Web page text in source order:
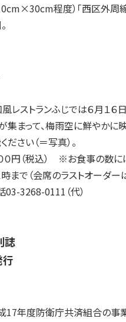
程度）「西区外周
ストランふじでは６月１６
まって、梅雨空に鮮やかに
ださい（＝写真）。
円（税込） ※お食事の数に
まで（会席のラストオーダー
3268-0111（代）
誌
行
17年度防衛庁共済組合の事